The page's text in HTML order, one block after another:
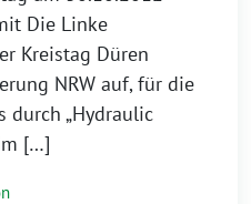
Die Linke
Kreistag Düren
NRW auf, für die
durch „Hydraulic
[…]